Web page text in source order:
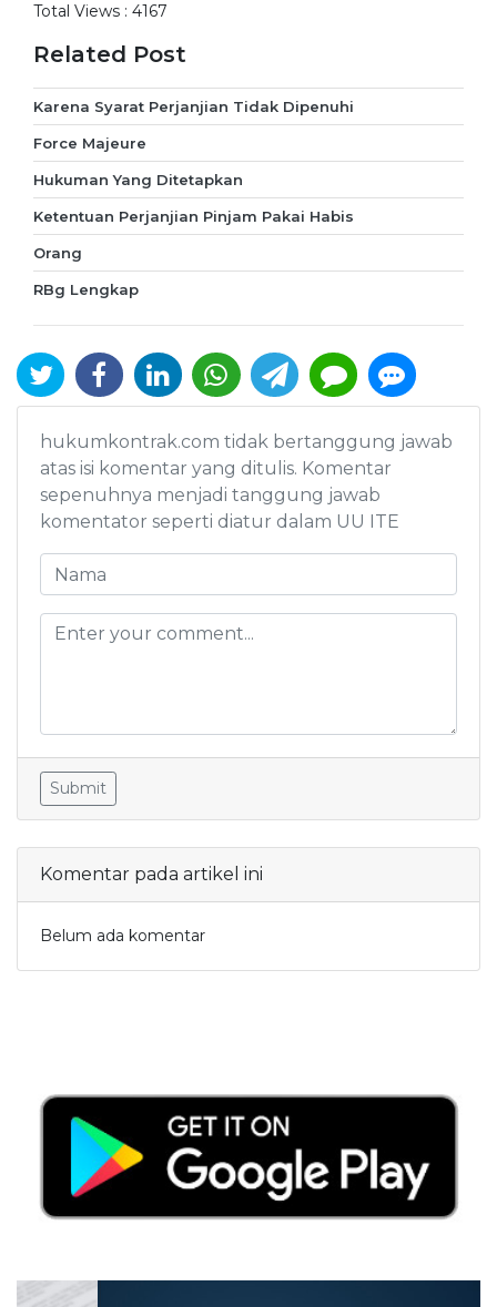
Total Views : 4167
Related Post
Karena Syarat Perjanjian Tidak Dipenuhi
Force Majeure
Hukuman Yang Ditetapkan
Ketentuan Perjanjian Pinjam Pakai Habis
Orang
RBg Lengkap
hukumkontrak.com tidak bertanggung jawab
atas isi komentar yang ditulis. Komentar
sepenuhnya menjadi tanggung jawab
komentator seperti diatur dalam UU ITE
Submit
Komentar pada artikel ini
Belum ada komentar